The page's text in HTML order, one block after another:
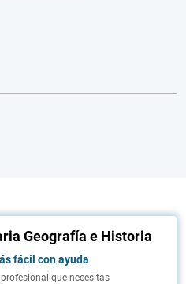
Geografía e Historia
fácil con ayuda
que necesitas